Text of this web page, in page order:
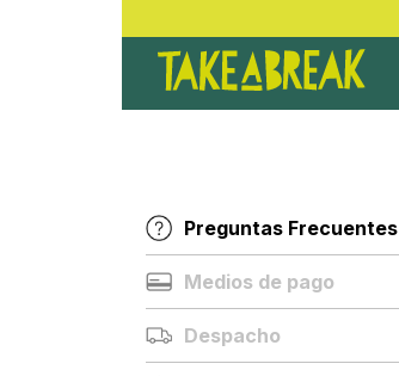
Preguntas Frecuentes
Medios de pago
Despacho